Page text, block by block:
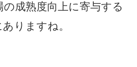
成熟度向上に寄与する
りますね。